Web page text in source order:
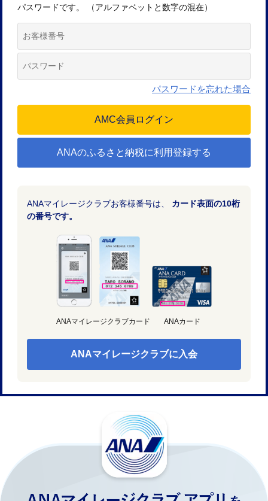
パスワードです。 （アルファベットと数字の混在）
パスワードを忘れた場合
ANAのふるさと納税に利用登録する
ANAマイレージクラブお客様番号は、 カード表面の10桁
の番号です。
ANAマイレージクラブカード ANAカード
ANAマイレージクラブに入会